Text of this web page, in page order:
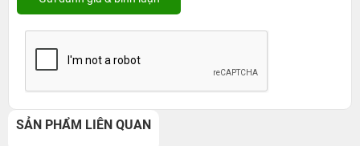
SẢN PHẨM LIÊN QUAN